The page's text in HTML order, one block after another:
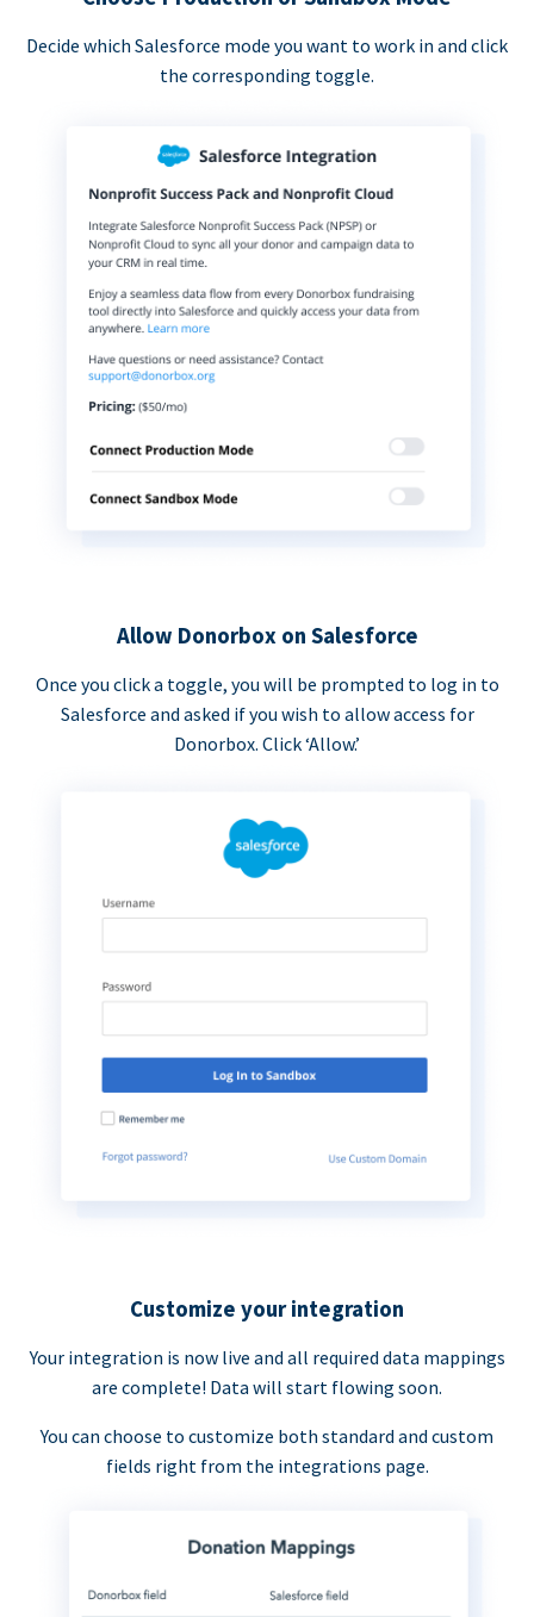
Decide which Salesforce mode you want to work in and click
the corresponding toggle.
Allow Donorbox on Salesforce
Once you click a toggle, you will be prompted to log in to
Salesforce and asked if you wish to allow access for
Donorbox. Click ‘Allow.’
Customize your integration
Your integration is now live and all required data mappings
are complete! Data will start flowing soon.
You can choose to customize both standard and custom
fields right from the integrations page.